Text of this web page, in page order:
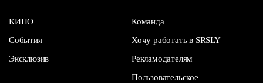
КИНО
События
Эксклюзив
Команда
Хочу работать в SRSLY
Рекламодателям
Пользовательское